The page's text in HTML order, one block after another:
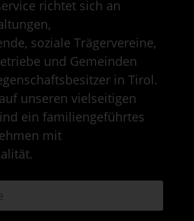
richtet sich an
soziale Trägervereine,
und Gemeinden
in Tirol.
unseren vielseitigen
ein familiengeführtes
mit